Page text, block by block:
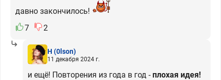
давно закончилось!
7
2
H (0lson)
11 декабря 2024 г.
и ещё! Повторения из года в год -плохая идея!